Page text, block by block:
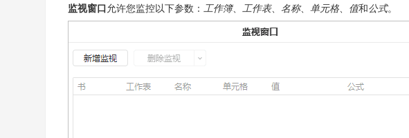
监视窗口允许您监控以下参数： 工作簿、 工作表、 名称、 单元格、 值和公式。